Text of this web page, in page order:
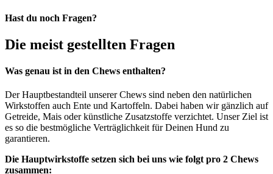
Hast du noch Fragen?
Die meist gestellten Fragen
Was genau ist in den Chews enthalten?
Der Hauptbestandteil unserer Chews sind neben den natürlichen
Wirkstoffen auch Ente und Kartoffeln. Dabei haben wir gänzlich auf
Getreide, Mais oder künstliche Zusatzstoffe verzichtet. Unser Ziel ist
es so die bestmögliche Verträglichkeit für Deinen Hund zu
garantieren.
Die Hauptwirkstoffe setzen sich bei uns wie folgt pro 2 Chews
zusammen: